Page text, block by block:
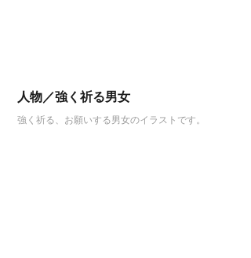
人物／強く祈る男女
強く祈る、お願いする男女のイラストです。